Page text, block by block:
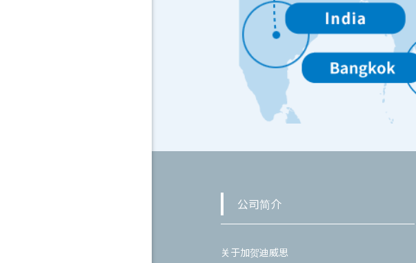
公司简介
关于加贺迪威思